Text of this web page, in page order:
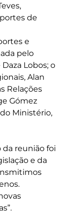
de
e
pelo
Lobos; o
Alan
Relações
Gómez
Ministério,
reunião foi
e da